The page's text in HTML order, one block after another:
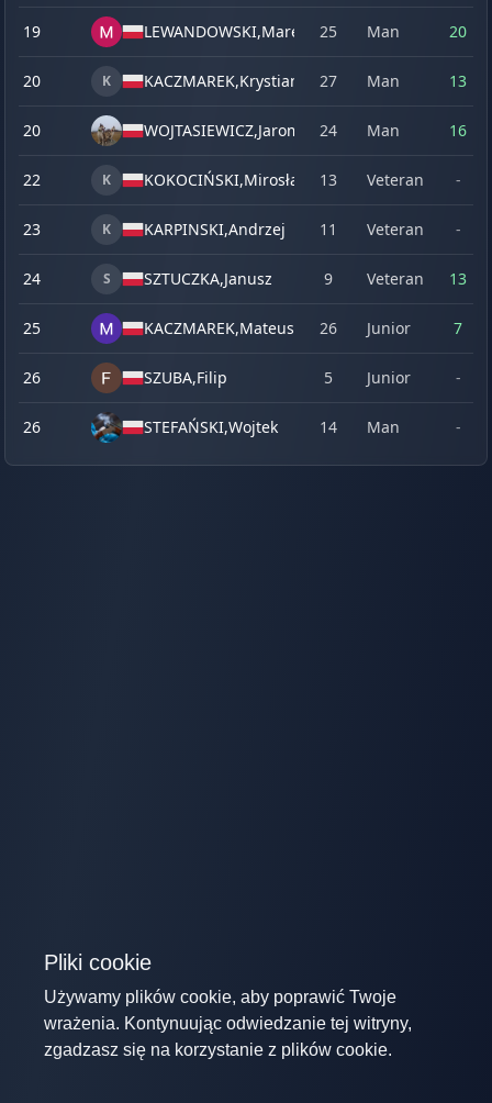
19 LEWANDOWSKI,Marek 25 Man 20
20 K KACZMAREK,Krystian 27 Man 13
20 WOJTASIEWICZ,Jaromir 24 Man 16
22 K KOKOCIŃSKI,Mirosław 13 Veteran -
23 K KARPINSKI,Andrzej 11 Veteran -
24 S SZTUCZKA,Janusz 9 Veteran 13
25 KACZMAREK,Mateusz 26 Junior 7
26 SZUBA,Filip 5 Junior -
26 STEFAŃSKI,Wojtek 14 Man -
Pliki cookie
Używamy plików cookie, aby poprawić Twoje
wrażenia. Kontynuując odwiedzanie tej witryny,
zgadzasz się na korzystanie z plików cookie.